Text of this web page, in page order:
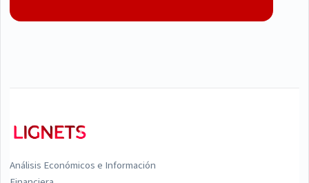
Análisis Económicos e Información